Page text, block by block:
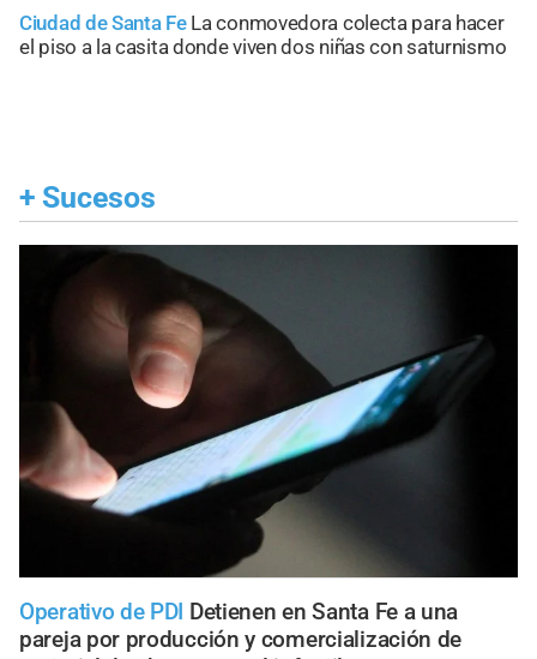
Ciudad de Santa Fe La conmovedora colecta para hacer
el piso a la casita donde viven dos niñas con saturnismo
+ Sucesos
Operativo de PDI Detienen en Santa Fe a una
pareja por producción y comercialización de